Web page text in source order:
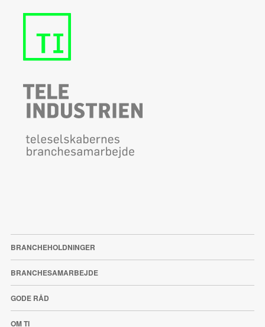
BRANCHEHOLDNINGER
BRANCHESAMARBEJDE
GODE RÅD
OM TI